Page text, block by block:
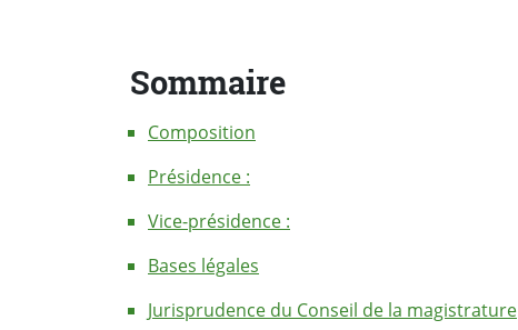
Sommaire
Composition
Présidence :
Vice-présidence :
Bases légales
Jurisprudence du Conseil de la magistrature